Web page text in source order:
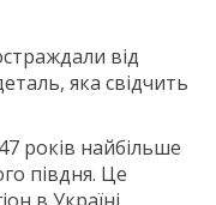
від
яка свідчить
років найбільше
півдня. Це